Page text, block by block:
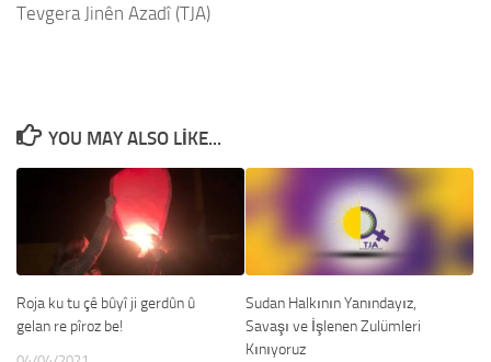
Tevgera Jinên Azadî (TJA)
YOU MAY ALSO LIKE...
Roja ku tu çê bûyî ji gerdûn û
gelan re pîroz be!
Sudan Halkının Yanındayız,
Savaşı ve İşlenen Zulümleri
Kınıyoruz